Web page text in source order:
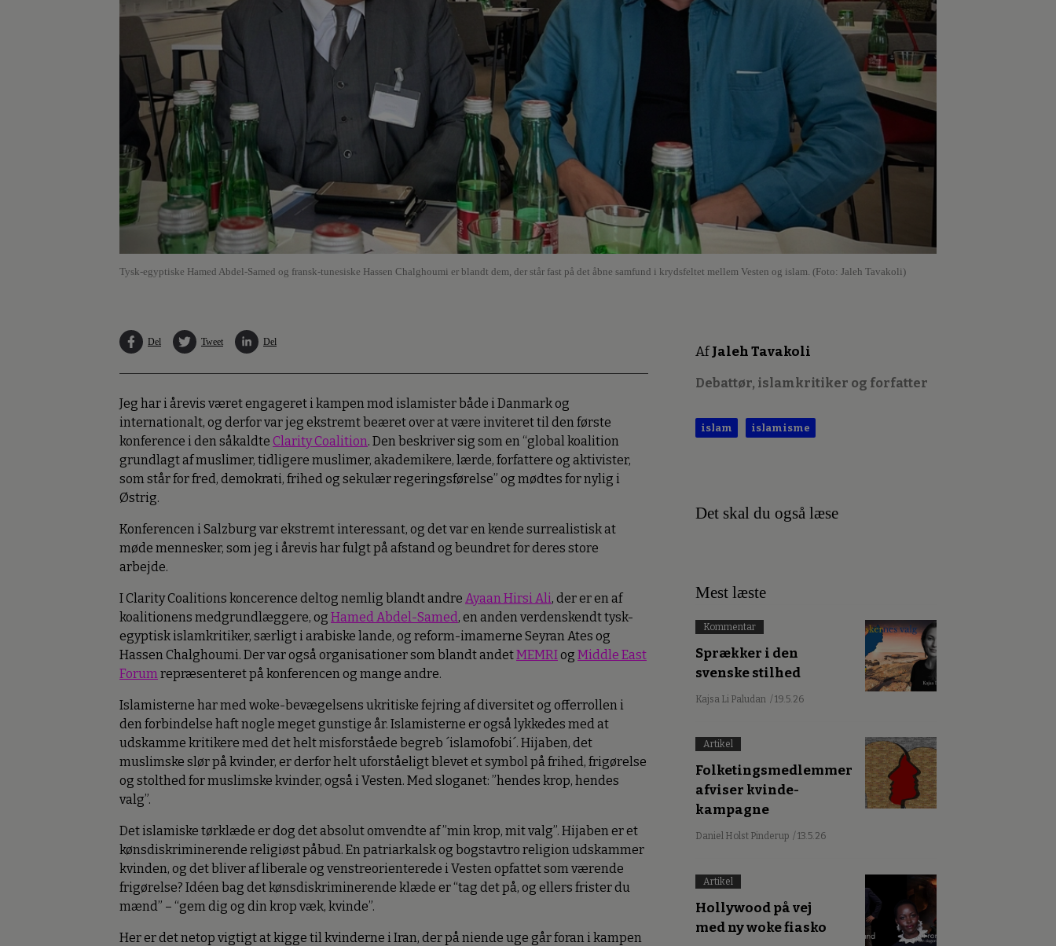
Tysk-egyptiske Hamed Abdel-Samed og fransk-tunesiske Hassen Chalghoumi er blandt dem, der står fast på det åbne samfund i krydsfeltet mellem Vesten og islam. (Foto: Jaleh Tavakoli)
Del Tweet Del
Jeg har i årevis været engageret i kampen mod islamister både i Danmark og
internationalt, og derfor var jeg ekstremt beæret over at være inviteret til den første
konference i den såkaldte Clarity Coalition. Den beskriver sig som en “global koalition
grundlagt af muslimer, tidligere muslimer, akademikere, lærde, forfattere og aktivister,
som står for fred, demokrati, frihed og sekulær regeringsførelse” og mødtes for nylig i
Østrig.
Konferencen i Salzburg var ekstremt interessant, og det var en kende surrealistisk at
møde mennesker, som jeg i årevis har fulgt på afstand og beundret for deres store
arbejde.
I Clarity Coalitions koncerence deltog nemlig blandt andre Ayaan Hirsi Ali, der er en af
koalitionens medgrundlæggere, og Hamed Abdel-Samed, en anden verdenskendt tysk-
egyptisk islamkritiker, særligt i arabiske lande, og reform-imamerne Seyran Ates og
Hassen Chalghoumi. Der var også organisationer som blandt andetMEMRIog Middle East
Forumrepræsenteret på konferencen og mange andre.
Islamisterne har med woke-bevægelsens ukritiske fejring af diversitet og offerrollen i
den forbindelse haft nogle meget gunstige år. Islamisterne er også lykkedes med at
udskamme kritikere med det helt misforståede begreb ´islamofobi´. Hijaben, det
muslimske slør på kvinder, er derfor helt uforståeligt blevet et symbol på frihed, frigørelse
og stolthed for muslimske kvinder, også i Vesten. Med sloganet: ”hendes krop, hendes
valg”.
Det islamiske tørklæde er dog det absolut omvendte af ”min krop, mit valg”. Hijaben er et
kønsdiskriminerende religiøst påbud. En patriarkalsk og bogstavtro religion udskammer
kvinden, og det bliver af liberale og venstreorienterede i Vesten opfattet som værende
frigørelse? Idéen bag det kønsdiskriminerende klæde er “tag det på, og ellers frister du
mænd” – “gem dig og din krop væk, kvinde”.
Her er det netop vigtigt at kigge til kvinderne i Iran, der på niende uge går foran i kampen
AfJaleh Tavakoli
Debattør, islamkritiker og forfatter
islam islamisme
Det skal du også læse
Mest læste
Kommentar
Sprækker i den
svenske stilhed
Kajsa Li Paludan / 19.5.26
Artikel
Folketingsmedlemmer
afviser kvinde-
kampagne
Daniel Holst Pinderup / 13.5.26
Artikel
Hollywood på vej
med ny woke fiasko